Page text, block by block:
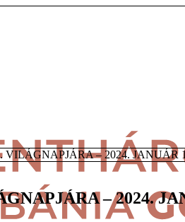
VILÁGNAPJÁRA – 2024. JANUÁR
– 2024.